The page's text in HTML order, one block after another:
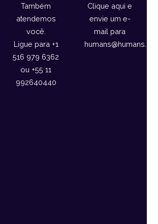
Também
atendemos
você.
Ligue para +1
516 979 6362
ou +55 11
992640440
Clique aqui e
envie um e-
mail para